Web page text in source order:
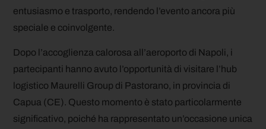
entusiasmo e trasporto, rendendo l’evento ancora più
speciale e coinvolgente.
Dopo l’accoglienza calorosa all’aeroporto di Napoli, i
partecipanti hanno avuto l’opportunità di visitare l’hub
logistico Maurelli Group di Pastorano, in provincia di
Capua (CE). Questo momento è stato particolarmente
significativo, poiché ha rappresentato un’occasione unica